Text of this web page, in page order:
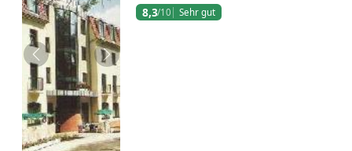
Zurück Weiter
8,3/10 Sehr gut